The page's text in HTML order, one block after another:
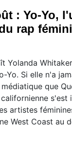
: Yo-Yo,
rap
Yolanda
Yo. Si elle n'a
que
s'est
artistes
West Coast au